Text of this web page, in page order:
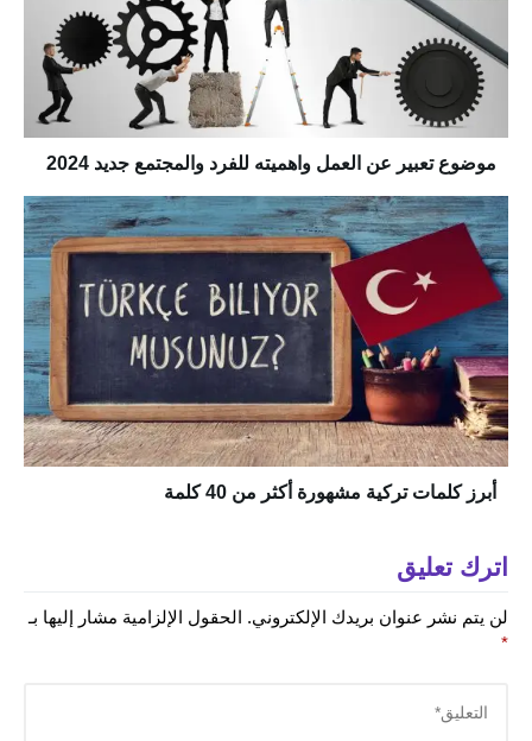
موضوع تعبير عن العمل واهميته للفرد والمجتمع جديد 2024
أبرز كلمات تركية مشهورة أكثر من 40 كلمة
اترك تعليق
لن يتم نشر عنوان بريدك الإلكتروني. الحقول الإلزامية مشار إليها بـ
*